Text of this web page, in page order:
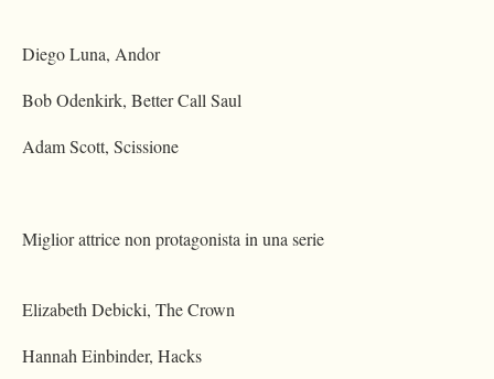
Diego Luna, Andor
Bob Odenkirk, Better Call Saul
Adam Scott, Scissione
Miglior attrice non protagonista in una serie
Elizabeth Debicki, The Crown
Hannah Einbinder, Hacks